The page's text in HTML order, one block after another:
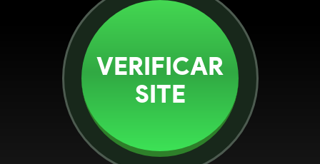
VERIFICAR
SITE